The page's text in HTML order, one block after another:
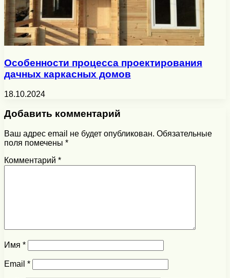
Особенности процесса проектирования
дачных каркасных домов
18.10.2024
Добавить комментарий
Ваш адрес email не будет опубликован. Обязательные
поля помечены *
Комментарий *
Имя *
Email *